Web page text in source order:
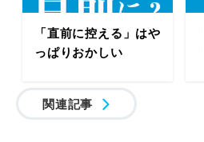
「直前に控える」はや
っぱりおかしい
関連記事